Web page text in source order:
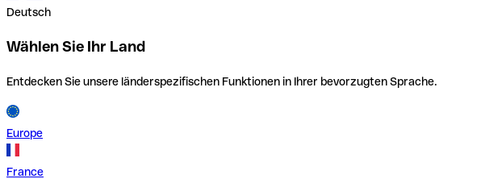
Deutsch
Wählen Sie Ihr Land
Entdecken Sie unsere länderspezifischen Funktionen in Ihrer bevorzugten Sprache.
Europe
France